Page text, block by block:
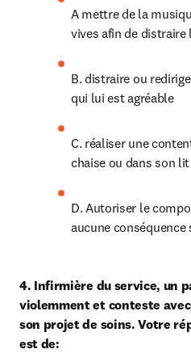
A mettre de la
vives afin de distraire
B. distraire ou
qui lui est agréable
C. réaliser une
chaise ou dans son lit
D. Autoriser le
aucune conséquence
4. Infirmière du service, un
violemment et conteste
son projet de soins. Votre
est de: